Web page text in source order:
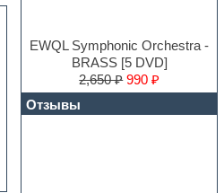
EWQL Symphonic Orchestra -
BRASS [5 DVD]
2,650 ₽ 990 ₽
Отзывы